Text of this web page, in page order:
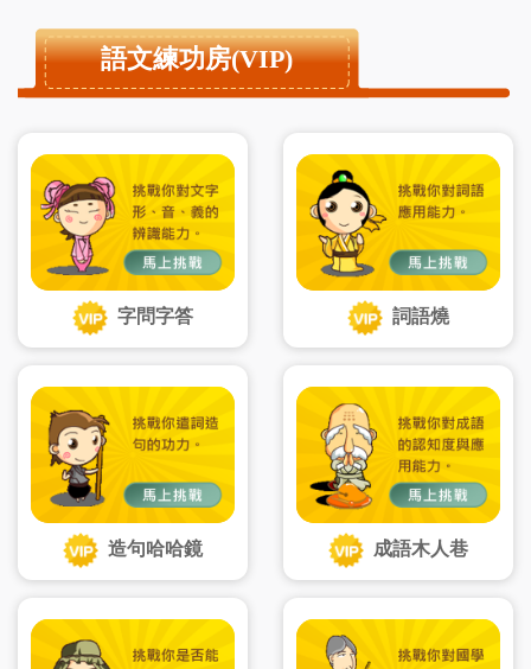
語文練功房(VIP)
字問字答 詞語燒
造句哈哈鏡 成語木人巷